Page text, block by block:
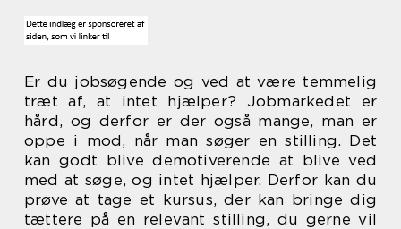
Er du jobsøgende og ved at være temmelig
træt af, at intet hjælper? Jobmarkedet er
hård, og derfor er der også mange, man er
oppe i mod, når man søger en stilling. Det
kan godt blive demotiverende at blive ved
med at søge, og intet hjælper. Derfor kan du
prøve at tage et kursus, der kan bringe dig
tættere på en relevant stilling, du gerne vil